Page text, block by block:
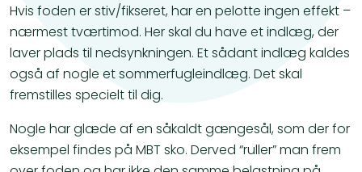
Hvis foden er stiv/fikseret, har en pelotte ingen effekt –
nærmest tværtimod. Her skal du have et indlæg, der
laver plads til nedsynkningen. Et sådant indlæg kaldes
også af nogle et sommerfugleindlæg. Det skal
fremstilles specielt til dig.
Nogle har glæde af en såkaldt gængesål, som der for
eksempel findes på MBT sko. Derved “ruller” man frem